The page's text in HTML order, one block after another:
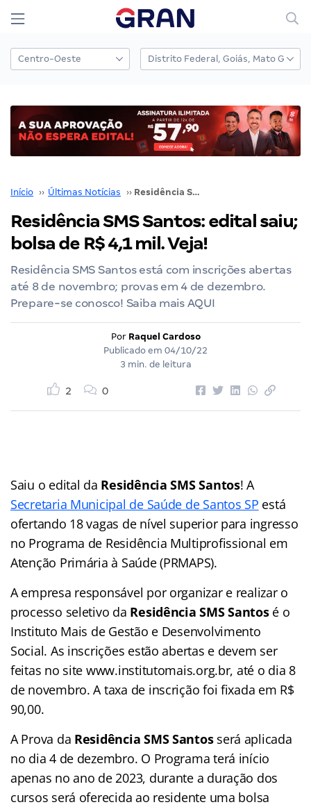
Início ›› Últimas Notícias ›› Residência SMS Santos: edital saiu; bolsa de R$ 4,1 mil. Veja!
Residência SMS Santos: edital saiu;
bolsa de R$ 4,1 mil. Veja!
Residência SMS Santos está com inscrições abertas
até 8 de novembro; provas em 4 de dezembro.
Prepare-se conosco! Saiba mais AQUI
Por Raquel Cardoso
Publicado em 04/10/22
3 min. de leitura
2 0
Saiu o edital da Residência SMS Santos! A
Secretaria Municipal de Saúde de Santos SP está
ofertando 18 vagas de nível superior para ingresso
no Programa de Residência Multiprofissional em
Atenção Primária à Saúde (PRMAPS).
A empresa responsável por organizar e realizar o
processo seletivo da Residência SMS Santosé o
Instituto Mais de Gestão e Desenvolvimento
Social. As inscrições estão abertas e devem ser
feitas no site www.institutomais.org.br, até o dia 8
de novembro. A taxa de inscrição foi fixada em R$
90,00.
A Prova da Residência SMS Santosserá aplicada
no dia 4 de dezembro. O Programa terá início
apenas no ano de 2023, durante a duração dos
cursos será oferecida ao residente uma bolsa